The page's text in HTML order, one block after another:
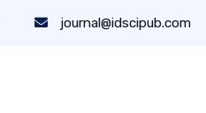
journal@idscipub.com